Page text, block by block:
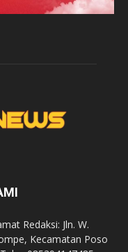
Redaksi: Jln. W.
Kecamatan Poso